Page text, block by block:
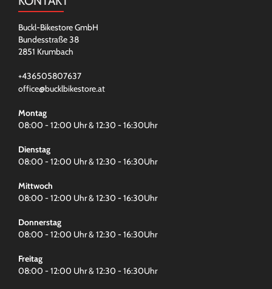
Buckl-Bikestore GmbH
Bundesstraße 38
2851 Krumbach
+436505807637
office@bucklbikestore.at
Montag
08:00 - 12:00 Uhr & 12:30 - 16:30Uhr
Dienstag
08:00 - 12:00 Uhr & 12:30 - 16:30Uhr
Mittwoch
08:00 - 12:00 Uhr & 12:30 - 16:30Uhr
Donnerstag
08:00 - 12:00 Uhr & 12:30 - 16:30Uhr
Freitag
08:00 - 12:00 Uhr & 12:30 - 16:30Uhr